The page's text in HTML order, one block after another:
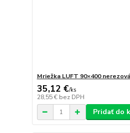
Mriežka LUFT 90×400
35,12 €/ks
28,55 € bez DPH
Pridať do